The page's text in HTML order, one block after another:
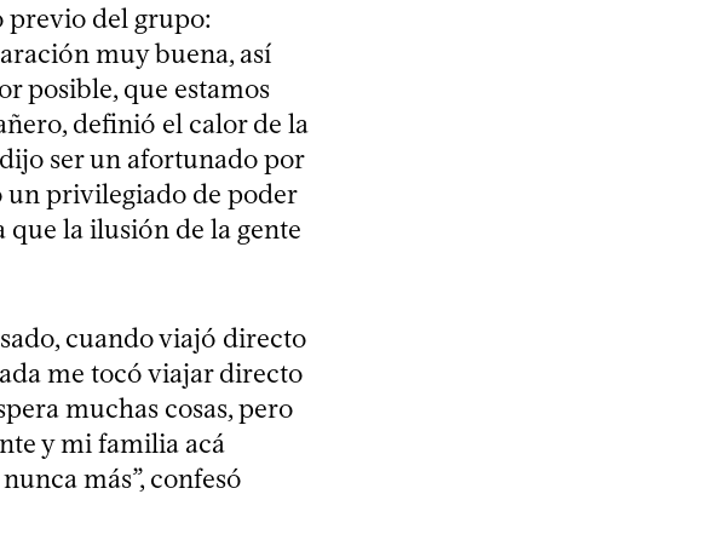
previo del grupo:
muy buena, así
posible, que estamos
definió el calor de la
ser un afortunado por
un privilegiado de poder
la ilusión de la gente
cuando viajó directo
me tocó viajar directo
muchas cosas, pero
y mi familia acá
más”, confesó